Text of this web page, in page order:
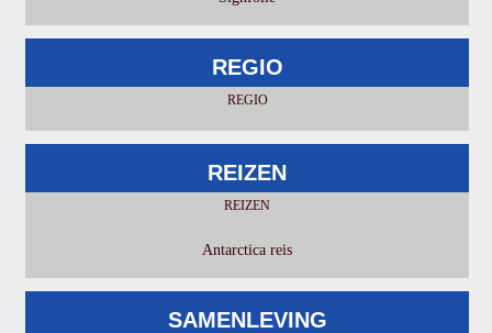
REGIO
REGIO
REIZEN
REIZEN
Antarctica reis
SAMENLEVING